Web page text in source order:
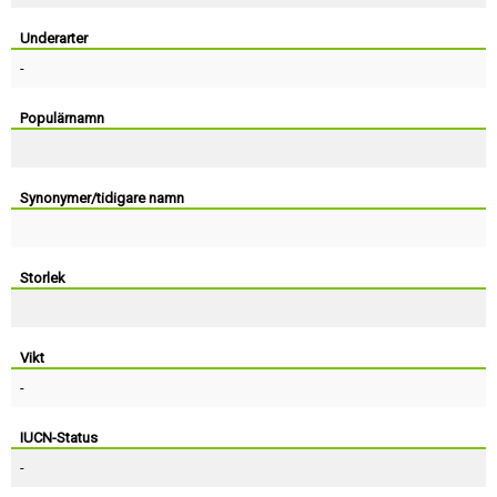
Underarter
-
Populärnamn
Synonymer/tidigare namn
Storlek
Vikt
-
IUCN-Status
-